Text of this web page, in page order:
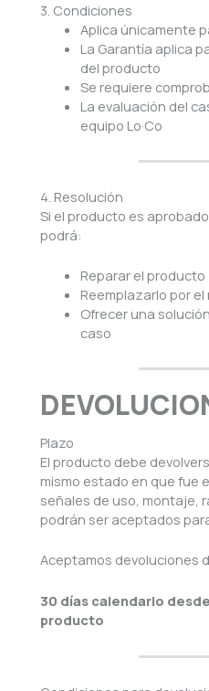
3. Condiciones
Aplica únicamente
La Garantía aplica
del producto
Se requiere
La evaluación del
equipo Lo·Co
4. Resolución
Si el producto es
podrá:
Reparar el producto
Reemplazarlo por
Ofrecer una
caso
Plazo
El producto debe
mismo estado en que fue
señales de uso, montaje,
podrán ser aceptados
Aceptamos devoluciones
30 días calendario
producto